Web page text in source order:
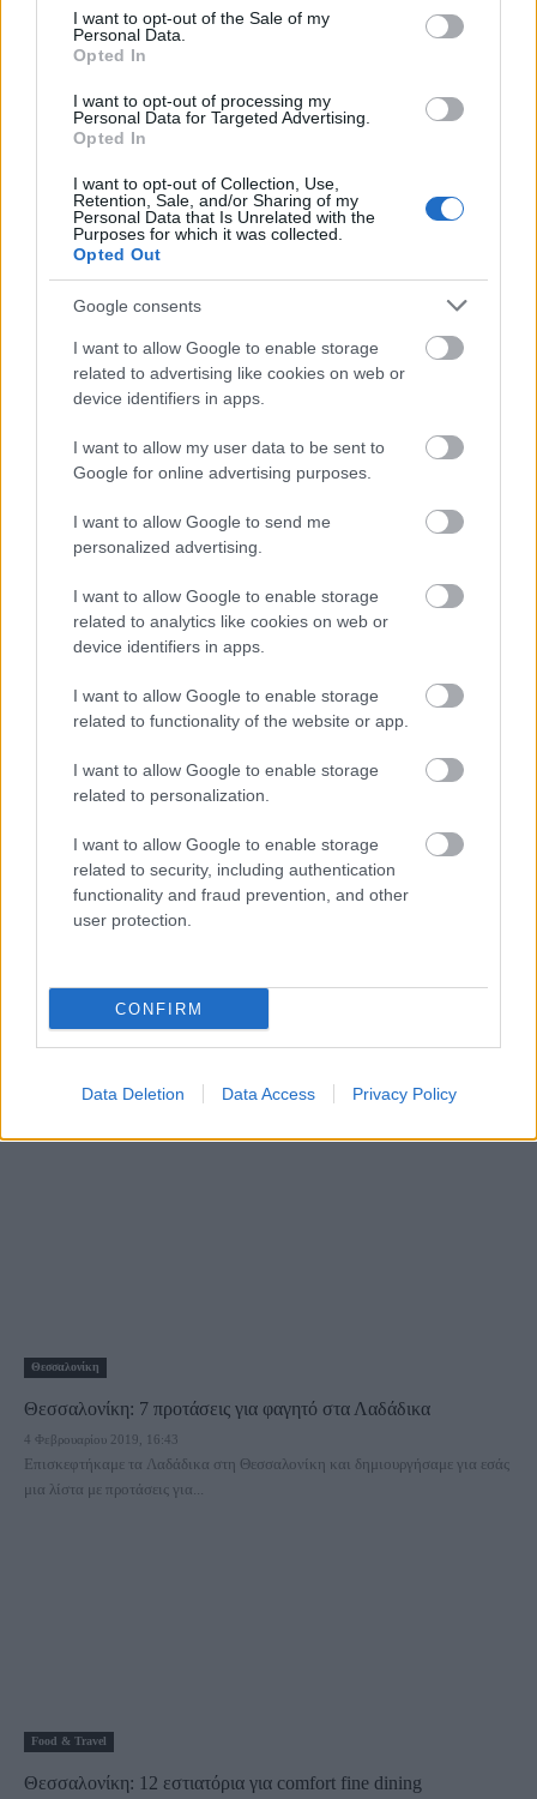
consent section.
I want to opt-out of the Sale of my
Personal Data.
Opted In
I want to opt-out of processing my
Personal Data for Targeted Advertising.
Opted In
I want to opt-out of Collection, Use,
Retention, Sale, and/or Sharing of my
Personal Data that Is Unrelated with the
Purposes for which it was collected.
Opted Out
Google consents
I want to allow Google to enable storage
related to advertising like cookies on web or
device identifiers in apps.
I want to allow my user data to be sent to
Google for online advertising purposes.
I want to allow Google to send me
personalized advertising.
I want to allow Google to enable storage
related to analytics like cookies on web or
device identifiers in apps.
I want to allow Google to enable storage
related to functionality of the website or app.
I want to allow Google to enable storage
related to personalization.
I want to allow Google to enable storage
related to security, including authentication
functionality and fraud prevention, and other
user protection.
CONFIRM
Data Deletion Data Access Privacy Policy
Θεσσαλονίκη
Θεσσαλονίκη: Ένα “κρυμμένο” στέκι στην καρδιά της πόλης
Σε έναν ήσυχο πεζόδροµο δίπλα στην Τσιµισκή, συναντάµε το
Δραστηριότητες Θεσσαλονίκη
Κάστρα Θεσσαλονίκης: Κάνουμε βόλτα στην πιο γοητευτική
6 Μαρτίου 2019, 16:20
Η περιοχή που εκτείνεται γύρω από τα Κάστρα της Θεσσαλονίκης μας
Διασκέδαση Θεσσαλονίκη
Αυτό είναι το πιο “instagramικό” μαγαζί της Θεσσαλονίκης!
Με κάθε είδους φυτό να κοσμεί με υπέροχο τρόπο τον χώρο, το Looney
Θεσσαλονίκη
Θεσσαλονίκη: 7 προτάσεις για φαγητό στα Λαδάδικα
4 Φεβρουαρίου 2019, 16:43
Επισκεφτήκαμε τα Λαδάδικα στη Θεσσαλονίκη και δημιουργήσαμε για εσάς
μια λίστα με προτάσεις για...
Food & Travel
Θεσσαλονίκη: 12 εστιατόρια για comfort fine dining